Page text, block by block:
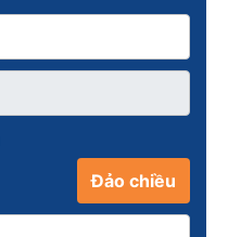
Đảo chiều